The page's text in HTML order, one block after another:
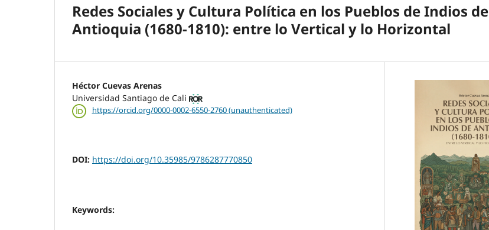
Redes Sociales y Cultura Política en los Pueblos de Indios de
Antioquia (1680-1810): entre lo Vertical y lo Horizontal
Héctor Cuevas Arenas
Universidad Santiago de Cali
https://orcid.org/0000-0002-6550-2760 (unauthenticated)
DOI: https://doi.org/10.35985/9786287770850
Keywords: